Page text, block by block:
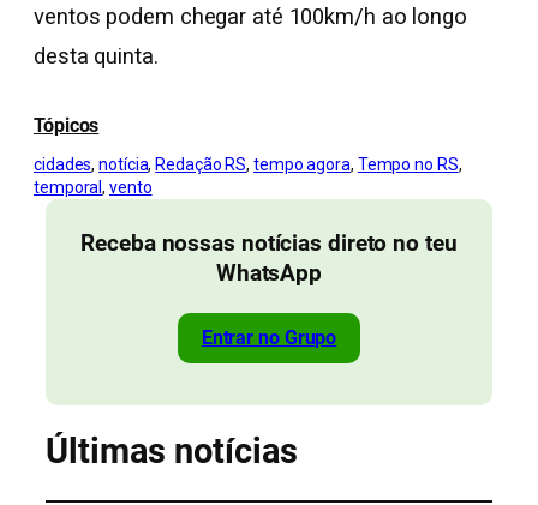
ventos podem chegar até 100km/h ao longo
desta quinta.
Tópicos
cidades, notícia, Redação RS, tempo agora, Tempo no RS
temporal, vento
Receba nossas notícias direto no teu
WhatsApp
Entrar no Grupo
Últimas notícias